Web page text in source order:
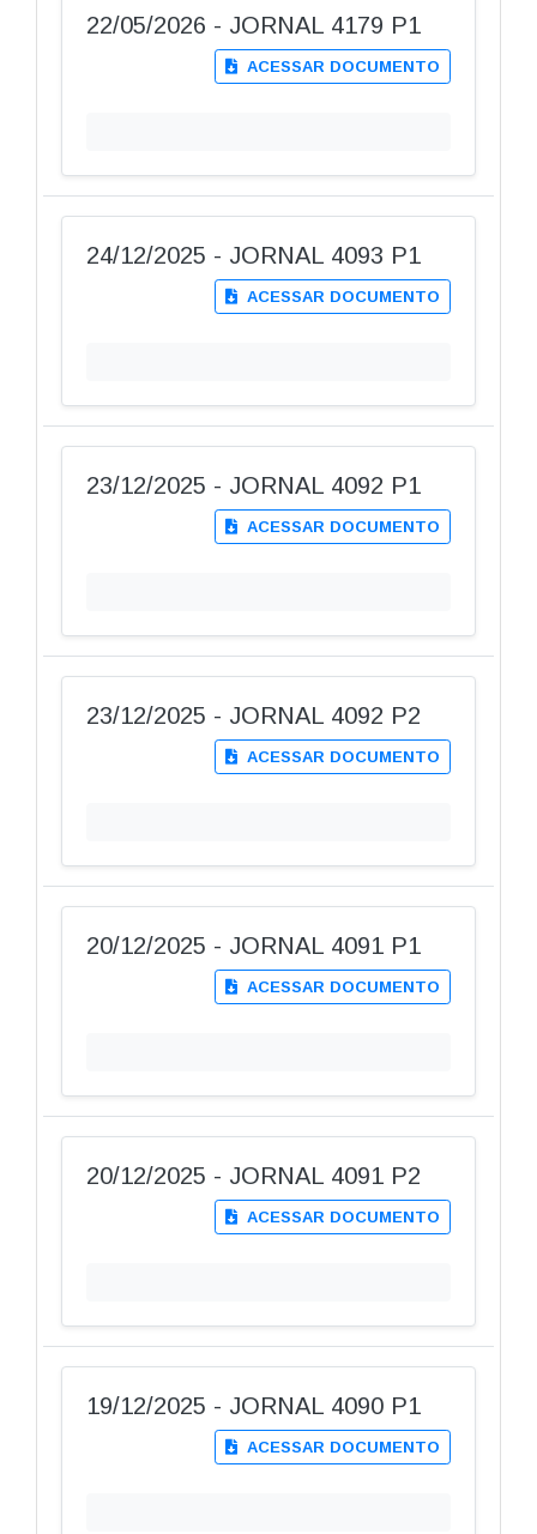
22/05/2026 - JORNAL 4179 P1
ACESSAR DOCUMENTO
24/12/2025 - JORNAL 4093 P1
ACESSAR DOCUMENTO
23/12/2025 - JORNAL 4092 P1
ACESSAR DOCUMENTO
23/12/2025 - JORNAL 4092 P2
ACESSAR DOCUMENTO
20/12/2025 - JORNAL 4091 P1
ACESSAR DOCUMENTO
20/12/2025 - JORNAL 4091 P2
ACESSAR DOCUMENTO
19/12/2025 - JORNAL 4090 P1
ACESSAR DOCUMENTO